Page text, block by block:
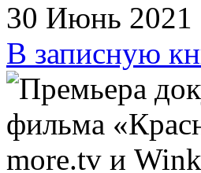
30 Июнь 2021
В записную